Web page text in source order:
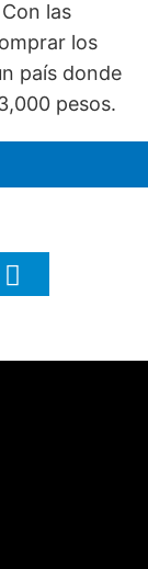
las
los
país donde
pesos.